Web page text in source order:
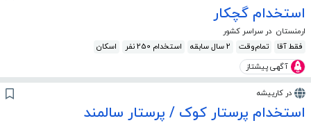
استخدام گچکار
ارمنستان در سراسر کشور
فقط آقا
تمام‌وقت 2 سال سابقه استخدام 250 نفر
اسکان
آگهی پیشتاز
در کارپیشه
استخدام پرستار کوک / پرستار سالمند